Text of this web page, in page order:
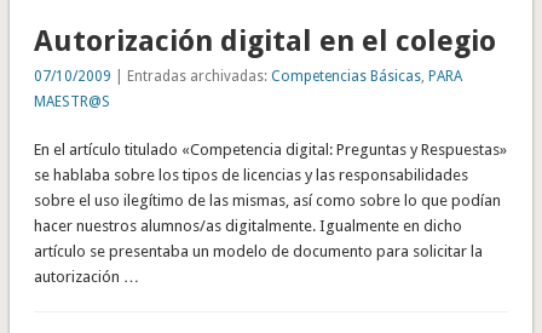
Autorización digital en el colegio
07/10/2009 | Entradas archivadas: Competencias Básicas, PARA
MAESTR@S
En el artículo titulado «Competencia digital: Preguntas y Respuestas»
se hablaba sobre los tipos de licencias y las responsabilidades
sobre el uso ilegítimo de las mismas, así como sobre lo que podían
hacer nuestros alumnos/as digitalmente. Igualmente en dicho
artículo se presentaba un modelo de documento para solicitar la
autorización …